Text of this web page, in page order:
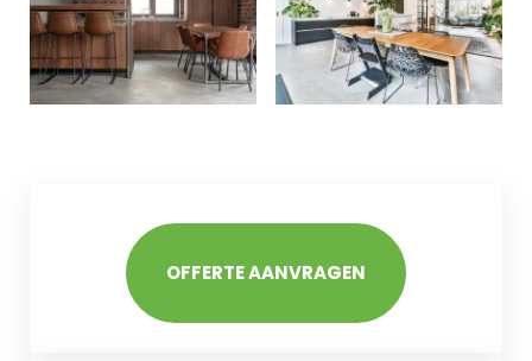
OFFERTE AANVRAGEN